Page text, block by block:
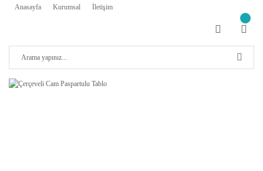
Anasayfa Kurumsal İletişim